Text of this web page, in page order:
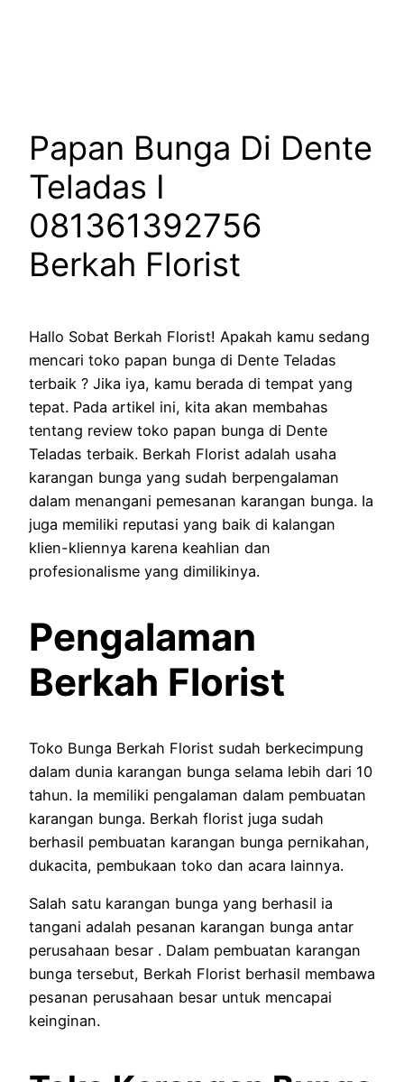
Papan Bunga Di Dente
Teladas I
081361392756
Berkah Florist
Hallo Sobat Berkah Florist! Apakah kamu sedang
mencari toko papan bunga di Dente Teladas
terbaik ? Jika iya, kamu berada di tempat yang
tepat. Pada artikel ini, kita akan membahas
tentang review toko papan bunga di Dente
Teladas terbaik. Berkah Florist adalah usaha
karangan bunga yang sudah berpengalaman
dalam menangani pemesanan karangan bunga. Ia
juga memiliki reputasi yang baik di kalangan
klien-kliennya karena keahlian dan
profesionalisme yang dimilikinya.
Pengalaman
Berkah Florist
Toko Bunga Berkah Florist sudah berkecimpung
dalam dunia karangan bunga selama lebih dari 10
tahun. Ia memiliki pengalaman dalam pembuatan
karangan bunga. Berkah florist juga sudah
berhasil pembuatan karangan bunga pernikahan,
dukacita, pembukaan toko dan acara lainnya.
Salah satu karangan bunga yang berhasil ia
tangani adalah pesanan karangan bunga antar
perusahaan besar . Dalam pembuatan karangan
bunga tersebut, Berkah Florist berhasil membawa
pesanan perusahaan besar untuk mencapai
keinginan.